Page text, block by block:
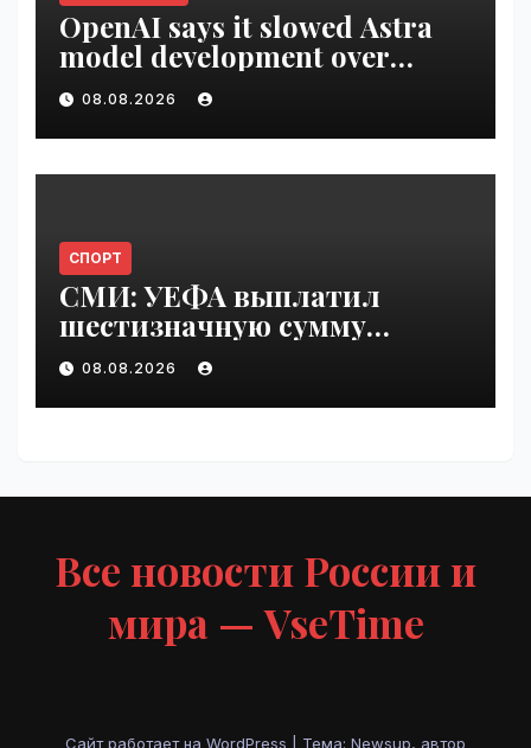
OpenAI says it slowed Astra
model development over
security concerns | VseTime.ru
08.08.2026
СПОРТ
СМИ: УЕФА выплатил
шестизначную сумму
любовнице Инфантино |
VseTime.ru
08.08.2026
Все новости России и
мира — VseTime
Сайт работает на WordPress Тема: Newsup, автор